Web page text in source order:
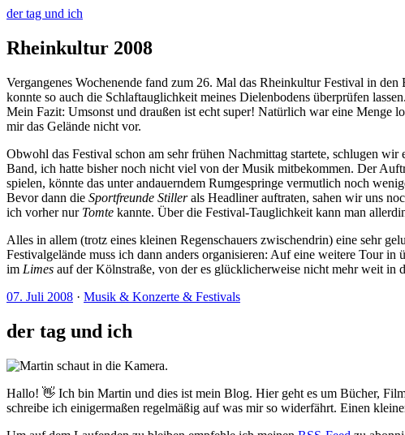
der tag und ich
Rheinkultur 2008
Vergangenes Wochenende fand zum 26. Mal das Rheinkultur Festival in
konnte so auch die Schlaftauglichkeit meines Dielenbodens überprüfen lassen.
Mein Fazit: Umsonst und draußen ist echt super! Natürlich war eine Menge
mir das Gelände nicht vor.
Obwohl das Festival schon am sehr frühen Nachmittag startete, schlugen
Band, ich hatte bisher noch nicht viel von der Musik mitbekommen. Der
spielen, könnte das unter andauerndem Rumgespringe vermutlich noch
Bevor dann die Sportfreunde Stillerals Headliner auftraten, sahen wir uns
ich vorher nur Tomte kannte. Über die Festival-Tauglichkeit kann man
Alles in allem (trotz eines kleinen Regenschauers zwischendrin) eine sehr
Festivalgelände muss ich dann anders organisieren: Auf eine weitere Tour
im Limes auf der Kölnstraße, von der es glücklicherweise nicht mehr weit in
07. Juli 2008 · Musik & Konzerte & Festivals
der tag und ich
Hallo! 👋 Ich bin Martin und dies ist mein Blog. Hier geht es um Bücher,
schreibe ich einigermaßen regelmäßig auf was mir so widerfährt. Einen